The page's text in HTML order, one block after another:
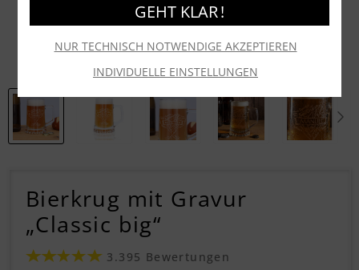
Bierkrug mit Gravur
„Classic big“
3.395 Bewertungen
INDIVIDUELLE EINSTELLUNGEN
NUR TECHNISCH NOTWENDIGE AKZEPTIEREN
GEHT KLAR !